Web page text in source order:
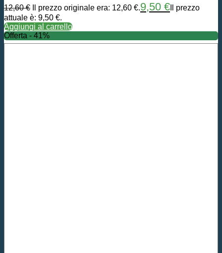
12,60€ Il prezzo originale era: 12,60 €.9,50 € Il prezzo
attuale è: 9,50 €.
Aggiungi al carrello
Offerta - 41%